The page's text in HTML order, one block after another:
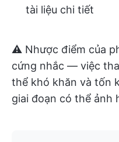
tài liệu chi tiết
⚠️ Nhược điểm của
cứng nhắc — việc
thể khó khăn và tốn
giai đoạn có thể ảnh